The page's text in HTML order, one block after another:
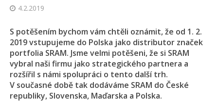
4.2.2019
S potěšením bychom vám chtěli oznámit, že od 1. 2.
2019 vstupujeme do Polska jako distributor značek
portfolia SRAM. Jsme velmi potěšeni, že si SRAM
vybral naši firmu jako strategického partnera a
rozšířil s námi spolupráci o tento další trh.
V současné době tak dodáváme SRAM do České
republiky, Slovenska, Maďarska a Polska.